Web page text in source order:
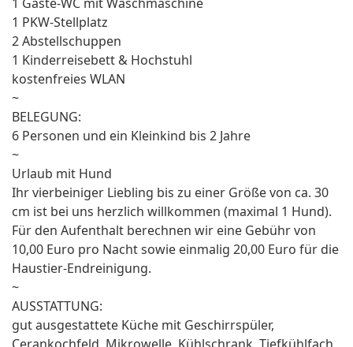
1 PKW-Stellplatz
2 Abstellschuppen
1 Kinderreisebett & Hochstuhl
kostenfreies WLAN
~
BELEGUNG:
6 Personen und ein Kleinkind bis 2 Jahre
~
Urlaub mit Hund
Ihr vierbeiniger Liebling bis zu einer Größe von ca. 30
cm ist bei uns herzlich willkommen (maximal 1 Hund).
Für den Aufenthalt berechnen wir eine Gebühr von
10,00 Euro pro Nacht sowie einmalig 20,00 Euro für die
Haustier-Endreinigung.
~
AUSSTATTUNG:
gut ausgestattete Küche mit Geschirrspüler,